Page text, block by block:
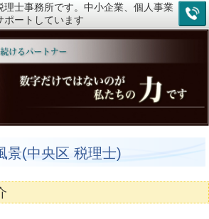
理士事務所です。中小企業、個人事業
ポートしています
景(中央区 税理士)